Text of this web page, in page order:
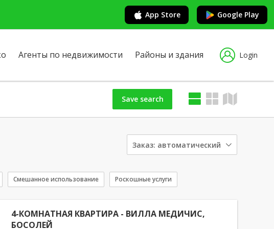
App Store Google Play
Агенты по недвижимости Районы и здания Login
Заказ: автоматический
Save search
Смешанное использование Роскошные услуги
4-КОМНАТНАЯ КВАРТИРА - ВИЛЛА МЕДИЧИС,
БОСОЛЕЙ